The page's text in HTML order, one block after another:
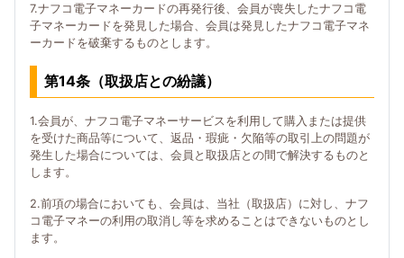
7.ナフコ電子マネーカードの再発行後、会員が喪失したナフコ電
子マネーカードを発見した場合、会員は発見したナフコ電子マネ
ーカードを破棄するものとします。
第14条（取扱店との紛議）
1.会員が、ナフコ電子マネーサービスを利用して購入または提供
を受けた商品等について、返品・瑕疵・欠陥等の取引上の問題が
発生した場合については、会員と取扱店との間で解決するものと
します。
2.前項の場合においても、会員は、当社（取扱店）に対し、ナフ
コ電子マネーの利用の取消し等を求めることはできないものとし
ます。